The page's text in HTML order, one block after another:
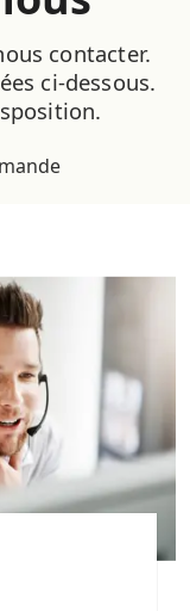
contacter.
ci-dessous.